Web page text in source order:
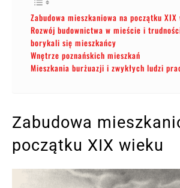
Zabudowa mieszkaniowa na początku XIX
Rozwój budownictwa w mieście i
borykali się mieszkańcy
Wnętrze poznańskich mieszkań
Mieszkania burżuazji i zwykłych ludzi
Zabudowa
początku XIX wieku